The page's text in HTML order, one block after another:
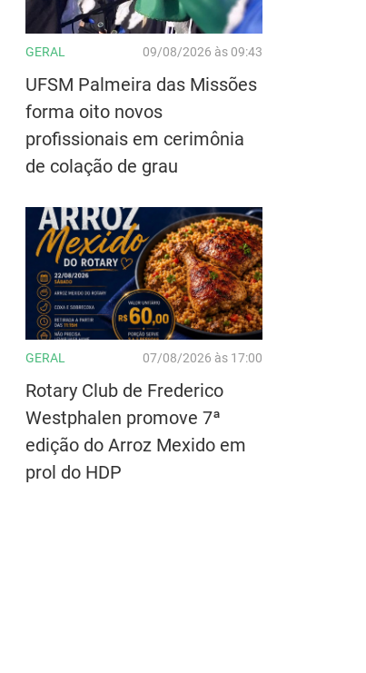
GERAL 09/08/2026 às 09:43
UFSM Palmeira das Missões
forma oito novos
profissionais em cerimônia
de colação de grau
GERAL 07/08/2026 às 17:00
Rotary Club de Frederico
Westphalen promove 7ª
edição do Arroz Mexido em
prol do HDP